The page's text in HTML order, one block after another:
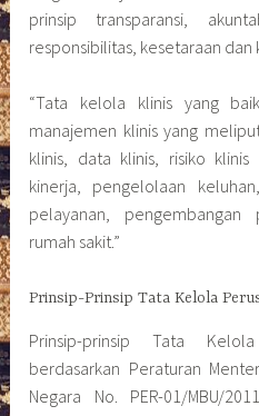
prinsip transparansi,
responsibilitas, kesetaraan dan
“Tata kelola klinis yang
manajemen klinis yang
klinis, data klinis, risiko
kinerja, pengelolaan
pelayanan,
rumah sakit.”
Prinsip-Prinsip Tata Kelola
Prinsip-prinsip Tata
berdasarkan Peraturan
Negara No. PER-01/MBU/